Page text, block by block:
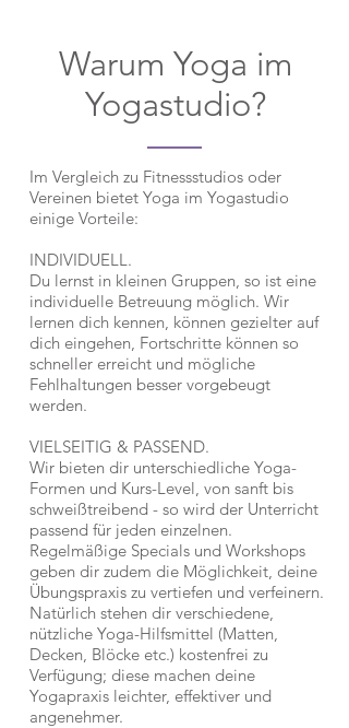
Warum Yoga im
Yogastudio?
Im Vergleich zu Fitnessstudios oder
Vereinen bietet Yoga im Yogastudio
einige Vorteile:
INDIVIDUELL.
Du lernst in kleinen Gruppen, so ist eine
individuelle Betreuung möglich. Wir
lernen dich kennen, können gezielter auf
dich eingehen, Fortschritte können so
schneller erreicht und mögliche
Fehlhaltungen besser vorgebeugt
werden.
VIELSEITIG & PASSEND.
Wir bieten dir unterschiedliche Yoga-
Formen und Kurs-Level, von sanft bis
schweißtreibend - so wird der Unterricht
passend für jeden einzelnen.
Regelmäßige Specials und Workshops
geben dir zudem die Möglichkeit, deine
Übungspraxis zu vertiefen und verfeinern.
Natürlich stehen dir verschiedene,
nützliche Yoga-Hilfsmittel (Matten,
Decken, Blöcke etc.) kostenfrei zu
Verfügung; diese machen deine
Yogapraxis leichter, effektiver und
angenehmer.